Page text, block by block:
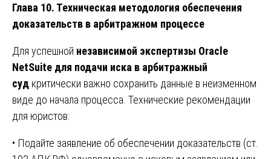
Глава 10. Техническая методология обеспечения
доказательств в арбитражном процессе
Для успешной независимой экспертизы Oracle
NetSuite для подачи иска в арбитражный
суд критически важно сохранить данные в неизменном
виде до начала процесса. Технические рекомендации
для юристов:
• Подайте заявление об обеспечении доказательств (ст.